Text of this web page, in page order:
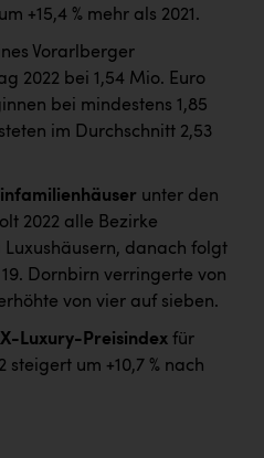
+15,4 % mehr als 2021.
Vorarlberger
2022 bei 1,54 Mio. Euro
bei mindestens 1,85
im Durchschnitt 2,53
unter den
2022 alle Bezirke
Luxushäusern, danach folgt
Dornbirn verringerte von
von vier auf sieben.
Luxury-Preisindex für
um +10,7 % nach